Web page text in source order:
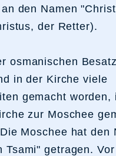
den Namen
der Retter).
osmanischen
in der Kirche viele
gemacht worden,
zur Moschee
Moschee hat den
Tsami" getragen.